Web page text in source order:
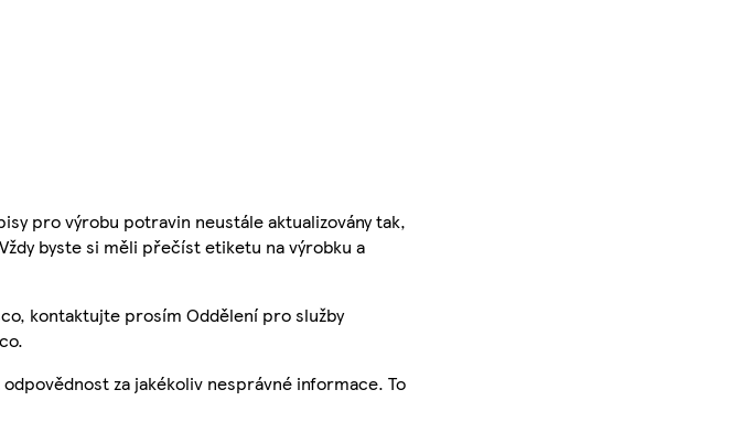
pro výrobu potravin neustále aktualizovány tak,
byste si měli přečíst etiketu na výrobku a
kontaktujte prosím Oddělení pro služby
za jakékoliv nesprávné informace. To